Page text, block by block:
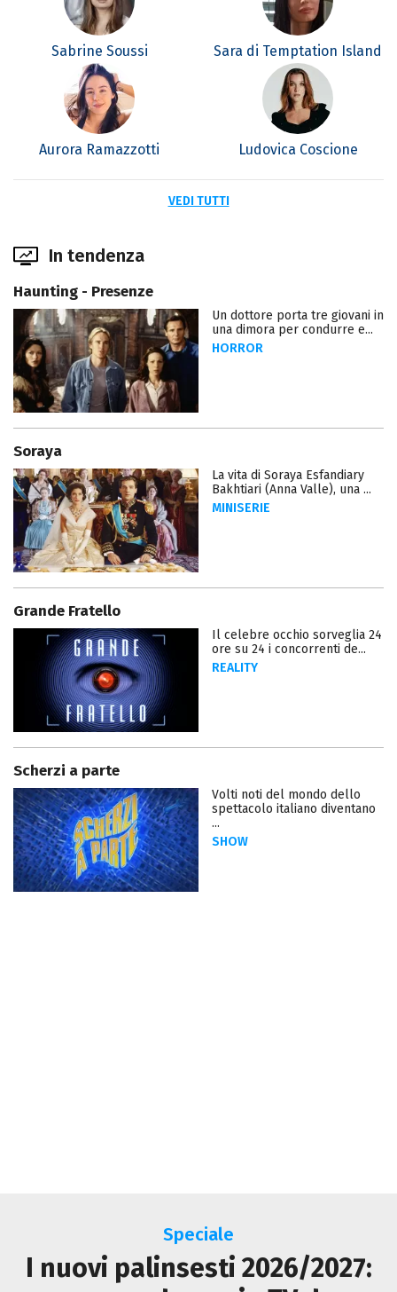
Sabrine Soussi Sara di Temptation Island
Aurora Ramazzotti Ludovica Coscione
VEDI TUTTI
In tendenza
Haunting - Presenze
Un dottore porta tre giovani in
una dimora per condurre e...
HORROR
Soraya
La vita di Soraya Esfandiary
Bakhtiari (Anna Valle), una ...
MINISERIE
Grande Fratello
Il celebre occhio sorveglia 24
ore su 24 i concorrenti de...
REALITY
Scherzi a parte
Volti noti del mondo dello
spettacolo italiano diventano
...
SHOW
Speciale
I nuovi palinsesti 2026/2027: